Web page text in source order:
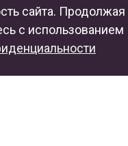
сайта. Продолжая
с использованием